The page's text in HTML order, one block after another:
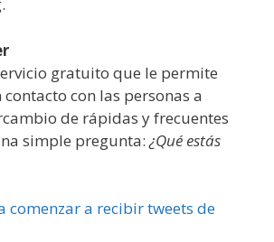
gratuito que le permite
con las personas a
de rápidas y frecuentes
simple pregunta: ¿Qué estás
comenzar a recibir tweets de